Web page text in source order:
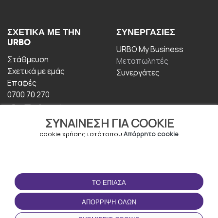
ΣΥΝΑΊΝΕΣΗ ΓΙΑ COOKIE
cookie χρήσης ιστότοπου Απόρρητο cookie
ΤΟ ΈΠΙΑΣΑ
ΑΠΌΡΡΙΨΗ ΌΛΩΝ
ΣΧΕΤΙΚΆ ΜΕ ΤΗΝ
URBO
Στάθμευση
Σχετικά με εμάς
Επαφές
0700 70 270
ΣΥΝΕΡΓΑΣΊΕΣ
URBO My Business
Μεταπωλητές
Συνεργάτες
ΟΡΟΙ ΧΡΉΣΗΣ
Οροι και Προϋποθέσεις
Πολιτική απορρήτου
ΚΑΤΕΒΆΣΤΕ ΤΗΝ
ΕΦΑΡΜΟΓΉ